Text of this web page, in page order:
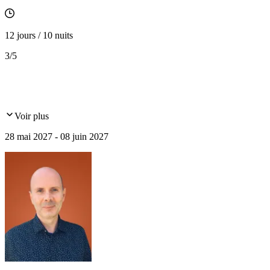
12 jours / 10 nuits
3/5
Voir plus
28 mai 2027 - 08 juin 2027